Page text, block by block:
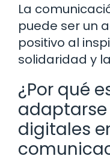
La
puede ser un
positivo al
solidaridad y
¿Por qué
digitales